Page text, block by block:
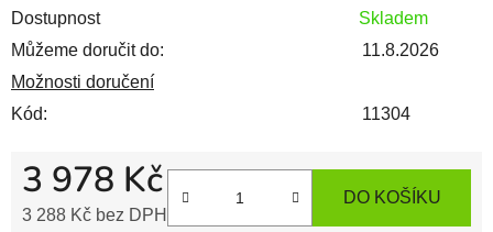
Dostupnost
Skladem
Můžeme doručit do:
11.8.2026
Možnosti doručení
Kód:
11304
3 978 Kč
3 288 Kč bez DPH
DO KOŠÍKU